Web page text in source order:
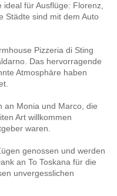
für Ausflüge: Florenz,
Städte sind mit dem Auto
Pizzeria di Sting
Das hervorragende
Atmosphäre haben
an Monia und Marco, die
Art willkommen
waren.
genossen und werden
an To Toskana für die
unvergesslichen